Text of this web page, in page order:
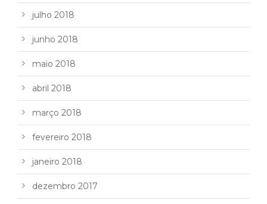
julho 2018
junho 2018
maio 2018
abril 2018
março 2018
fevereiro 2018
janeiro 2018
dezembro 2017